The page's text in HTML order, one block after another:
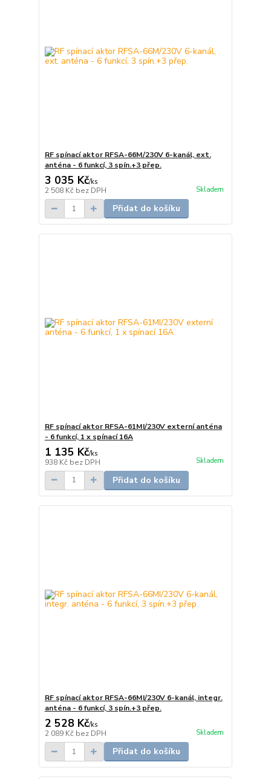
RF spínací aktor RFSA-66M/230V 6-kanál, ext.
anténa - 6 funkcí, 3 spín.+3 přep.
3 035 Kč/ks
2 508 Kč bez DPH Skladem
Přidat do košíku
RF spínací aktor RFSA-61MI/230V externí anténa
- 6 funkcí, 1 x spínací 16A
1 135 Kč/ks
938 Kč bez DPH Skladem
Přidat do košíku
RF spínací aktor RFSA-66MI/230V 6-kanál, integr.
anténa - 6 funkcí, 3 spín.+3 přep.
2 528 Kč/ks
2 089 Kč bez DPH Skladem
Přidat do košíku